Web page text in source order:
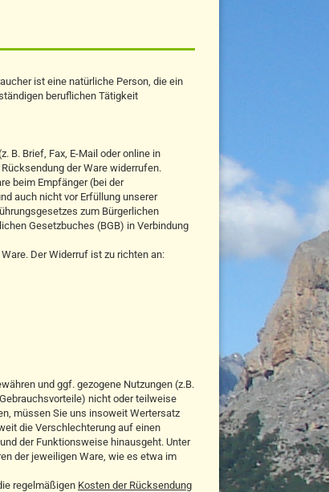
ist eine natürliche Person, die ein
beruflichen Tätigkeit
B. Brief, Fax, E-Mail oder online in
der Ware widerrufen.
beim Empfänger (bei der
auch nicht vor Erfüllung unserer
zum Bürgerlichen
Gesetzbuches (BGB) in Verbindung
Der Widerruf ist zu richten an:
und ggf. gezogene Nutzungen (z.B.
nicht oder teilweise
müssen Sie uns insoweit Wertersatz
die Verschlechterung auf einen
der Funktionsweise hinausgeht. Unter
der jeweiligen Ware, wie es etwa im
regelmäßigen Kosten der Rücksendung